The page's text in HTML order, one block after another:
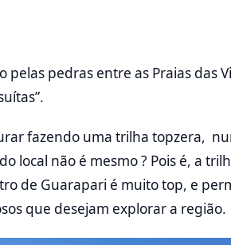
pelas pedras entre as Praias das
fazendo uma trilha topzera,
local não é mesmo ? Pois é, a
de Guarapari é muito top, e
que desejam explorar a região.